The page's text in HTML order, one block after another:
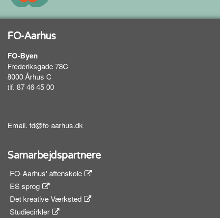
FO-Aarhus
FO-Byen
Frederiksgade 78C
8000 Århus C
tlf. 87 46 45 00
Email. td@fo-aarhus.dk
Samarbejdspartnere
FO-Aarhus' aftenskole
ES sprog
Det kreative Værksted
Studiecirkler